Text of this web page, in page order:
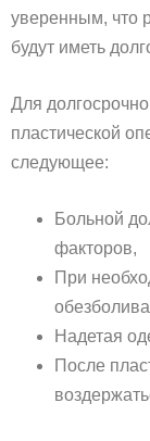
уверенным, что
будут иметь
Для
пластической
следующее:
Больной
факторов,
При
Надетая
После